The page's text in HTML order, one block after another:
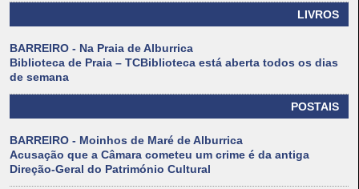
LIVROS
BARREIRO - Na Praia de Alburrica
Biblioteca de Praia – TCBiblioteca está aberta todos os dias
de semana
POSTAIS
BARREIRO - Moinhos de Maré de Alburrica
Acusação que a Câmara cometeu um crime é da antiga
Direção-Geral do Património Cultural